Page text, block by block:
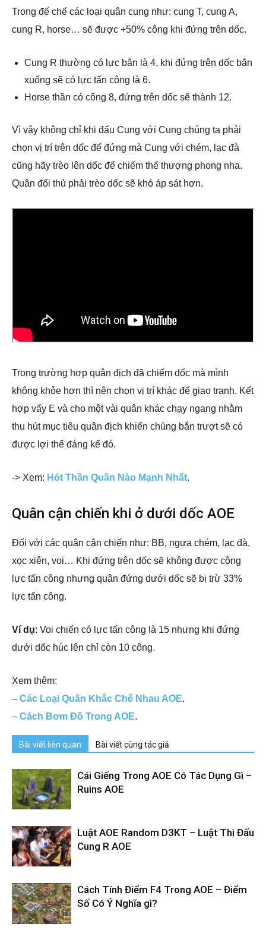
Trong đế chế các loại quân cung như: cung T, cung A,
cung R, horse… sẽ được +50% công khi đứng trên dốc.
Cung R thường có lực bắn là 4, khi đứng trên dốc bắn
xuống sẽ có lực tấn công là 6.
Horse thần có công 8, đứng trên dốc sẽ thành 12.
Vì vậy không chỉ khi đấu Cung với Cung chúng ta phải
chọn vị trí trên dốc để đứng mà Cung với chém, lạc đà
cũng hãy trèo lên dốc để chiếm thế thượng phong nha.
Quân đối thủ phải trèo dốc sẽ khó áp sát hơn.
Trong trường hợp quân địch đã chiếm dốc mà mình
không khỏe hơn thì nên chọn vị trí khác để giao tranh. Kết
hợp vẩy E và cho một vài quân khác chạy ngang nhằm
thu hút mục tiêu quân địch khiến chúng bắn trượt sẽ có
được lợi thế đáng kể đó.
-> Xem: Hót Thần Quân Nào Mạnh Nhất.
Quân cận chiến khi ở dưới dốc AOE
Đối với các quân cận chiến như: BB, ngựa chém, lạc đà,
xọc xiên, voi… Khi đứng trên dốc sẽ không được cộng
lực tấn công nhưng quân đứng dưới dốc sẽ bị trừ 33%
lực tấn công.
Ví dụ: Voi chiến có lực tấn công là 15 nhưng khi đứng
dưới dốc húc lên chỉ còn 10 công.
Xem thêm:
– Các Loại Quân Khắc Chế Nhau AOE.
– Cách Bơm Đồ Trong AOE.
Bài viết liên quan Bài viết cùng tác giả
Cái Giếng Trong AOE Có Tác Dụng Gì –
Ruins AOE
Luật AOE Random D3KT – Luật Thi Đấu
Cung R AOE
Cách Tính Điểm F4 Trong AOE – Điểm
Số Có Ý Nghĩa gì?